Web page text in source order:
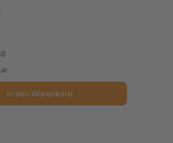
In den Warenkorb